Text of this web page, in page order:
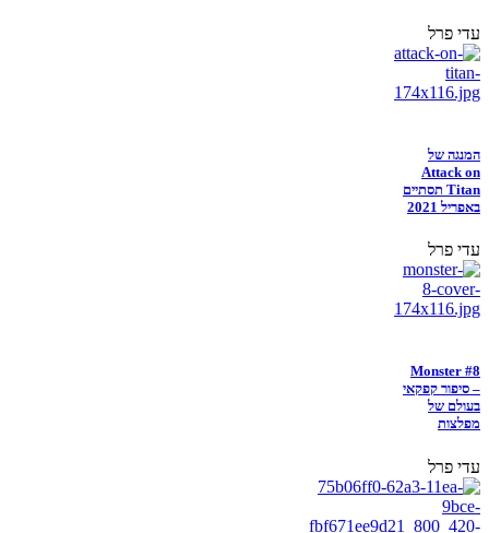
עדי פרל
המנגה של
Attack on
Titan תסתיים
באפריל 2021
עדי פרל
Monster #8
– סיפור קפקאי
בעולם של
מפלצות
עדי פרל